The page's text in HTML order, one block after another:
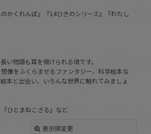
のかくれんぼ』『14ひきのシリーズ』『わたし
い物語も耳を傾けられる頃です。
像をふくらませるファンタジー、科学絵本な
本と出会い、いろんな世界に触れてみましょ
『ひとまねこざる』など
表示順変更